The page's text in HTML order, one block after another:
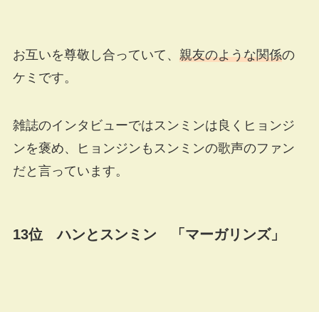
お互いを尊敬し合っていて、 親友のような関係の
ケミです。
雑誌のインタビューではスンミンは良くヒョンジ
ンを褒め、ヒョンジンもスンミンの歌声のファン
だと言っています。
13位 ハンとスンミン 「マーガリンズ」